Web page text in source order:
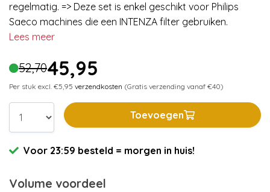
regelmatig. => Deze set is enkel geschikt voor Philips
Saeco machines die een INTENZA filter gebruiken.
Lees meer
52,7045,95
Per stuk excl. €5,95 verzendkosten (Gratis verzending vanaf €40)
Toevoegen
Voor 23:59 besteld = morgen in huis!
Volume voordeel